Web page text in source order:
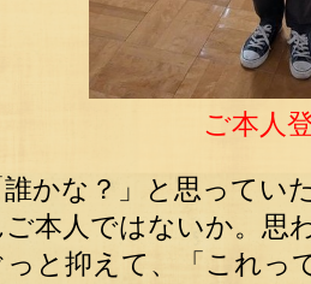
ご本人
かな？」と思ってい
本人ではないか。思
と抑えて、「これっ